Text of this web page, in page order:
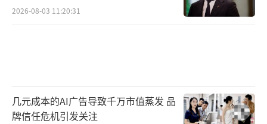
2026-08-03 11:20:31
几元成本的AI广告导致千万市值蒸发 品
牌信任危机引发关注